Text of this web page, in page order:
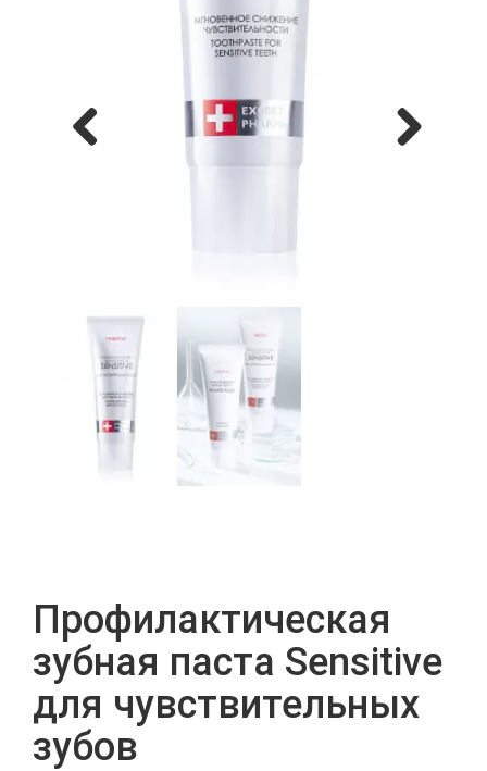
Профилактическая
зубная паста Sensitive
для чувствительных
зубов